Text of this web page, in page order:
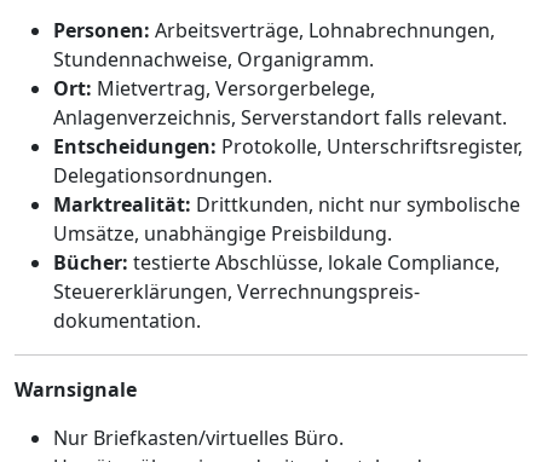
Personen: Arbeitsverträge, Lohnabrechnungen,
Stundennachweise, Organigramm.
Ort: Mietvertrag, Versorgerbelege,
Anlagenverzeichnis, Serverstandort falls relevant.
Entscheidungen: Protokolle, Unterschriftsregister,
Delegationsordnungen.
Marktrealität: Dritt­kunden, nicht nur symbolische
Umsätze, unabhängige Preisbildung.
Bücher: testierte Abschlüsse, lokale Compliance,
Steuererklärungen, Verrechnungspreis­
dokumentation.
Warnsignale
Nur Briefkasten/virtuelles Büro.